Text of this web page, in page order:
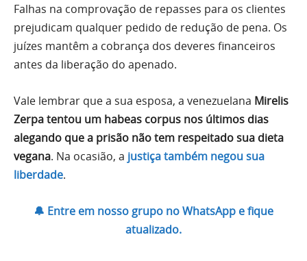
Falhas na comprovação de repasses para os clientes
prejudicam qualquer pedido de redução de pena. Os
juízes mantêm a cobrança dos deveres financeiros
antes da liberação do apenado.
Vale lembrar que a sua esposa, a venezuelana Mirelis
Zerpa tentou um habeas corpus nos últimos dias
alegando que a prisão não tem respeitado sua dieta
vegana. Na ocasião, a justiça também negou sua
liberdade.
🔔 Entre em nosso grupo no WhatsApp e fique
atualizado.